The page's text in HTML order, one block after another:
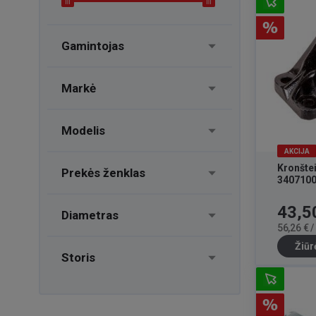
Gamintojas
Markė
Modelis
Prekės ženklas
Diametras
Storis
AKCIJA
Kaina
56,26 € /